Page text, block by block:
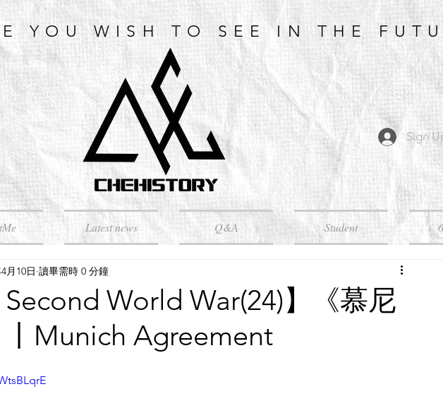
YOU WISH TO SEE IN THE
Sign
Latest news Q&A Student
Second World War(24)】《慕尼
Munich Agreement
月10日 讀畢需時 0 分鐘